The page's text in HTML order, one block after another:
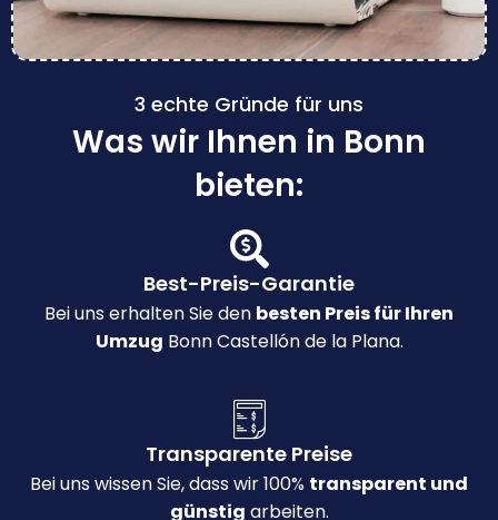
3 echte Gründe für uns
Was wir Ihnen in Bonn
bieten:
Best-Preis-Garantie
Bei uns erhalten Sie den besten Preis für Ihren
Umzug Bonn Castellón de la Plana.
Transparente Preise
Bei uns wissen Sie, dass wir 100% transparent und
günstig arbeiten.